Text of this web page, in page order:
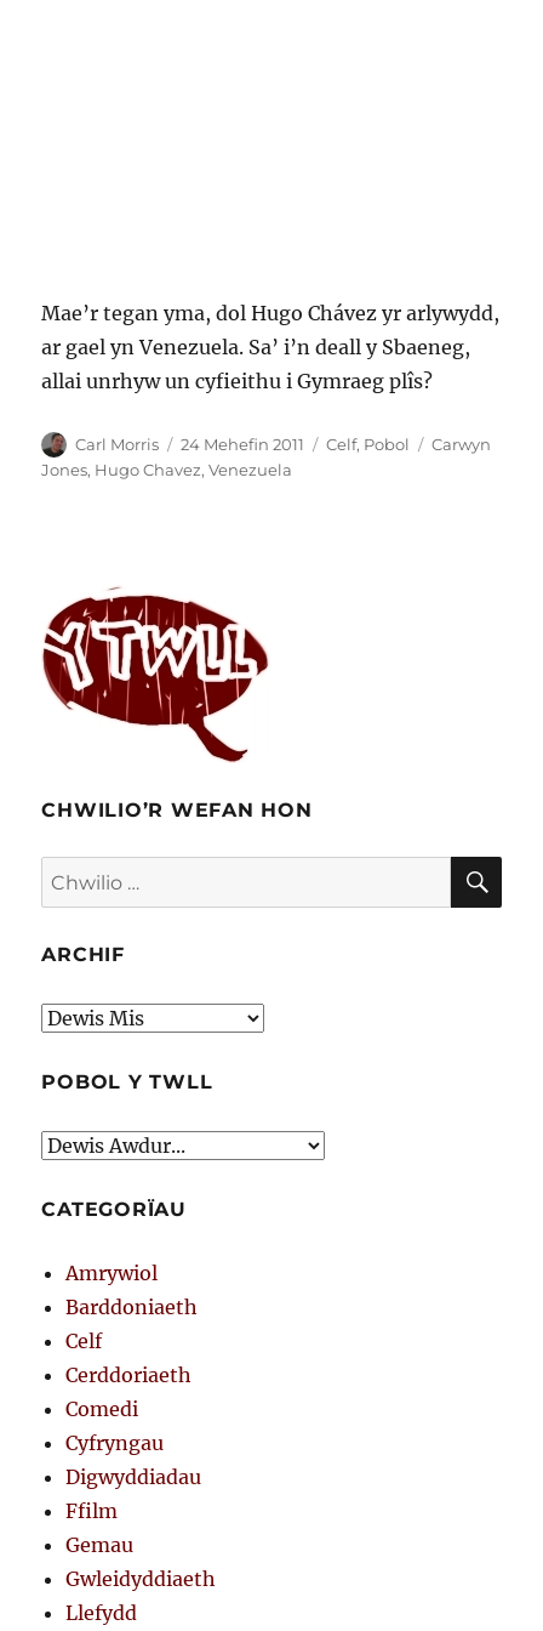
Mae’r tegan yma, dol Hugo Chávez yr arlywydd,
ar gael yn Venezuela. Sa’ i’n deall y Sbaeneg,
allai unrhyw un cyfieithu i Gymraeg plîs?
Awdur
Carl Morris
Cofnodwyd
ar
24 Mehefin 2011 Categorïau
Celf, Pobol Tagiau
Carwyn
Jones, Hugo Chavez,Venezuela
CHWILIO’R WEFAN HON
Chwilio
am:
ARCHIF
Archif
POBOL Y TWLL
CATEGORÏAU
Amrywiol
Barddoniaeth
Celf
Cerddoriaeth
Comedi
Cyfryngau
Digwyddiadau
Ffilm
Gemau
Gwleidyddiaeth
Llefydd